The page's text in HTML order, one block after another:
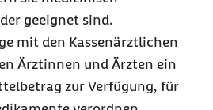
geeignet sind.
mit den Kassenärztlichen
Ärztinnen und Ärzten ein
zur Verfügung, für